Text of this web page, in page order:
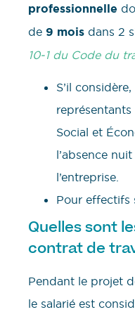
professionnelle
de 9 mois dans 2
10-1 du Code du
S’il
Social et
l’absence
l’entreprise.
Pour effectifs
Quelles sont
contrat de
Pendant le projet
le salarié est